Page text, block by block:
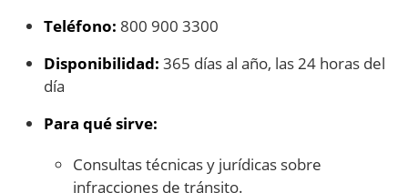
Teléfono: 800 900 3300
Disponibilidad: 365 días al año, las 24 horas del
día
Para qué sirve:
Consultas técnicas y jurídicas sobre
infracciones de tránsito.